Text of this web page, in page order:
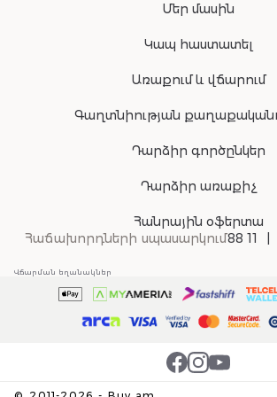
Մեր մասին
Կապ հաստատել
Առաքում և վճարում
Գաղտնիության
Դարձիր գործընկեր
Դարձիր առաքիչ
Հանրային օֆերտա
Հաճախորդների սպասարկում88 11
Վճարման եղանակներ